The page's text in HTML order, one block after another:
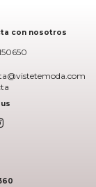
con nosotros